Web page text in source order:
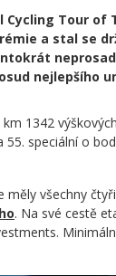
Tour
a stal se
nejlepšího
km 1342
speciální o
měly všechny
. Na své cestě